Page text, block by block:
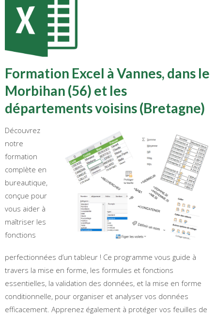
Formation Excel à Vannes, dans le
Morbihan (56) et les
départements voisins (Bretagne)
Découvrez
notre
formation
complète en
bureautique,
conçue pour
vous aider à
maîtriser les
fonctions
perfectionnées d’un tableur ! Ce programme vous guide à
travers la mise en forme, les formules et fonctions
essentielles, la validation des données, et la mise en forme
conditionnelle, pour organiser et analyser vos données
efficacement. Apprenez également à protéger vos feuilles de